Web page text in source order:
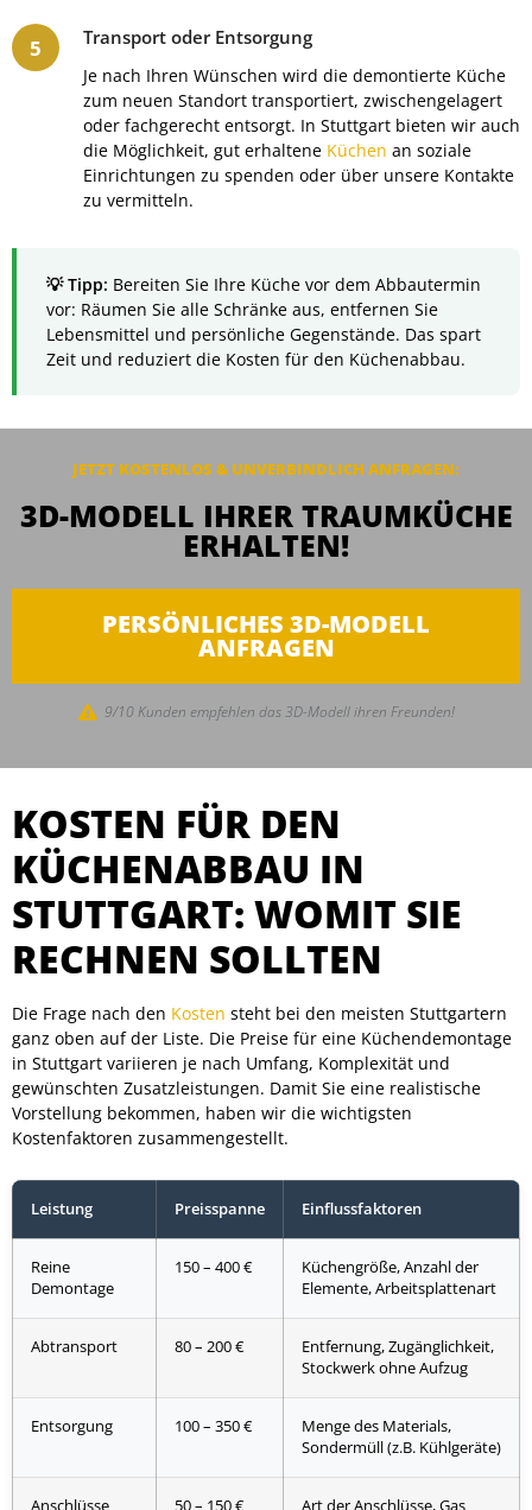
Transport oder Entsorgung
Je nach Ihren Wünschen wird die demontierte Küche
zum neuen Standort transportiert, zwischengelagert
oder fachgerecht entsorgt. In Stuttgart bieten wir auch
die Möglichkeit, gut erhaltene Küchen an soziale
Einrichtungen zu spenden oder über unsere Kontakte
zu vermitteln.
Bereiten Sie Ihre Küche vor dem Abbautermin
vor: Räumen Sie alle Schränke aus, entfernen Sie
Lebensmittel und persönliche Gegenstände. Das spart
Zeit und reduziert die Kosten für den Küchenabbau.
JETZT KOSTENLOS & UNVERBINDLICH ANFRAGEN:
3D-MODELL IHRER TRAUMKÜCHE
ERHALTEN!
PERSÖNLICHES 3D-MODELL
ANFRAGEN
9/10 Kunden empfehlen das 3D-Modell ihren Freunden!
KOSTEN FÜR DEN
KÜCHENABBAU IN
STUTTGART: WOMIT SIE
RECHNEN SOLLTEN
Die Frage nach den Kosten steht bei den meisten Stuttgartern
ganz oben auf der Liste. Die Preise für eine Küchendemontage
in Stuttgart variieren je nach Umfang, Komplexität und
gewünschten Zusatzleistungen. Damit Sie eine realistische
Vorstellung bekommen, haben wir die wichtigsten
Kostenfaktoren zusammengestellt.
Leistung Preisspanne Einflussfaktoren
Reine
Demontage
150 – 400 €
Küchengröße, Anzahl der
Elemente, Arbeitsplattenart
Abtransport 80 – 200 €
Entfernung, Zugänglichkeit,
Stockwerk ohne Aufzug
Entsorgung 100 – 350 €
Menge des Materials,
Sondermüll (z.B. Kühlgeräte)